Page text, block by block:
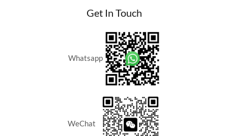
Get In Touch
Whatsapp
WeChat